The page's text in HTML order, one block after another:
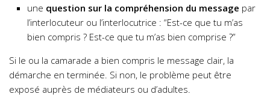
une question sur la compréhension du message par
l’interlocuteur ou l’interlocutrice : “Est-ce que tu m’as
bien compris ? Est-ce que tu m’as bien comprise ?”
Si le ou la camarade a bien compris le message clair, la
démarche en terminée. Si non, le problème peut être
exposé auprès de médiateurs ou d’adultes.